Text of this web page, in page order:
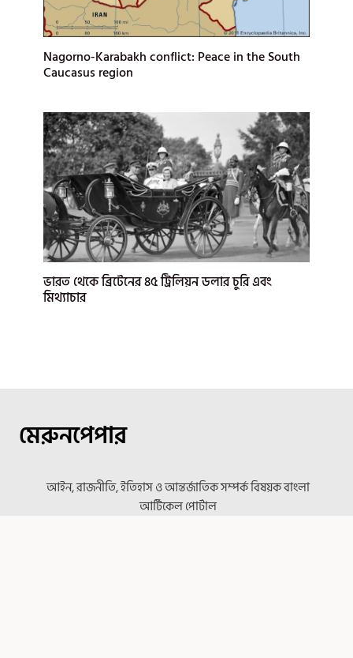
Nagorno-Karabakh conflict: Peace in the South
Caucasus region
ভারত থেকে ব্রিটেনের ৪৫ ট্রিলিয়ন ডলার চুরি এবং
মিথ্যাচার
মেরুনপেপার
আইন, রাজনীতি, ইতিহাস ও আন্তর্জাতিক সম্পর্ক বিষয়ক বাংলা
আর্টিকেল পোর্টাল